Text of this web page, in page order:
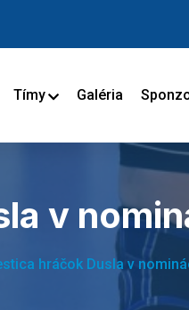
Tímy Galéria
v
hráčok Dusla v